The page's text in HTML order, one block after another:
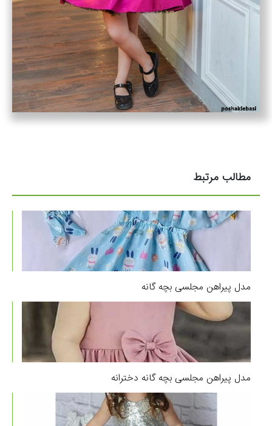
مطالب مرتبط
مدل پیراهن مجلسی بچه گانه
مدل پیراهن مجلسی بچه گانه دخترانه